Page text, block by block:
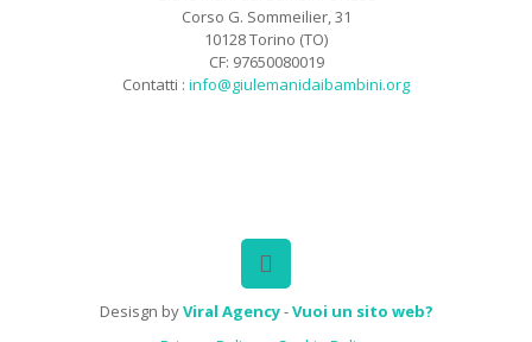
Corso G. Sommeilier, 31
10128 Torino (TO)
CF: 97650080019
Contatti : info@giulemanidaibambini.org
Desisgn byViral Agency-Vuoi un sito web?